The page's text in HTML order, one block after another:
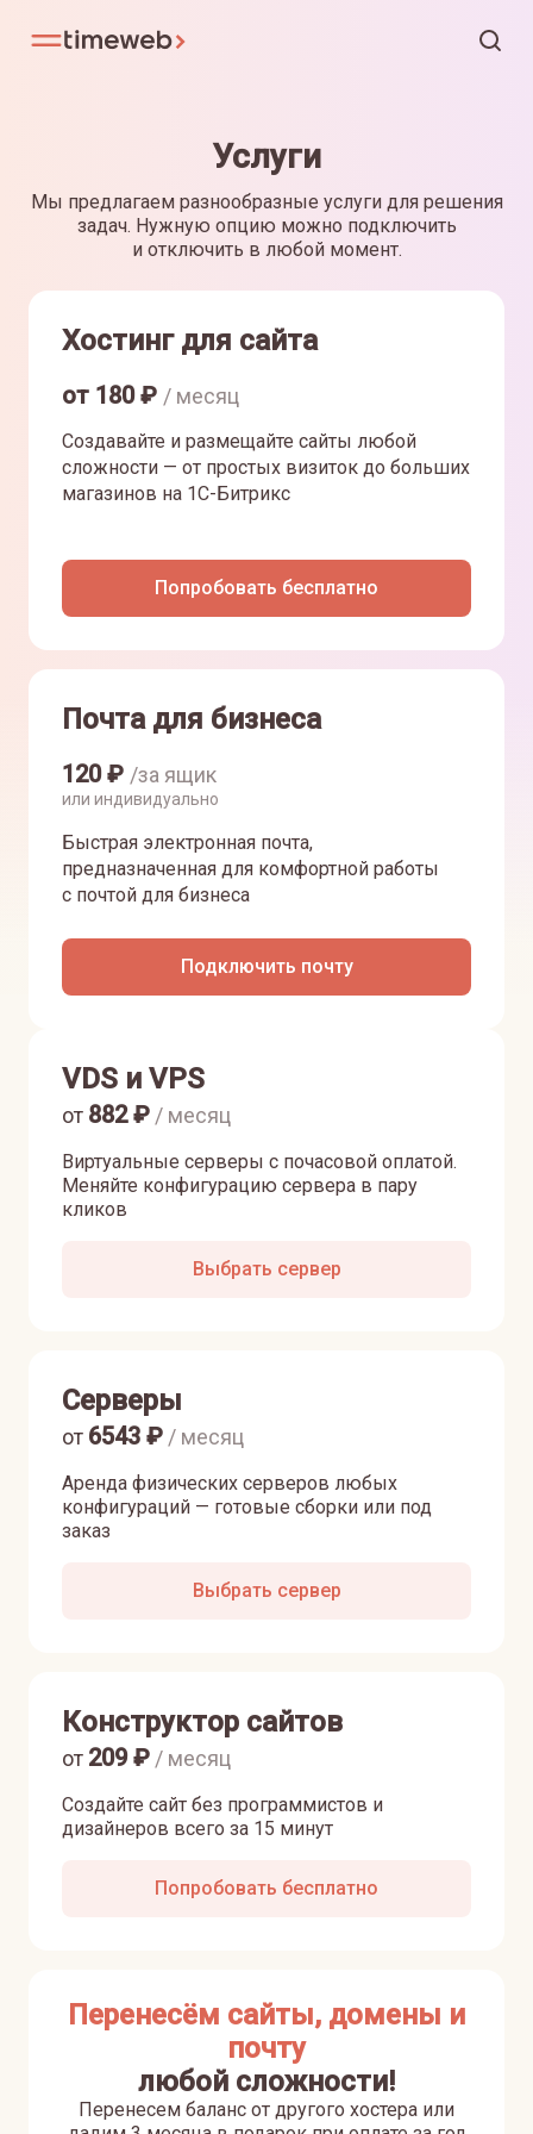
Услуги
Мы предлагаем разнообразные услуги для решения
задач. Нужную опцию можно подключить
и отключить в любой момент.
Хостинг для сайта
от 180₽ / месяц
Создавайте и размещайте сайты любой
сложности — от простых визиток до больших
магазинов на 1С-Битрикс
Попробовать бесплатно
Почта для бизнеса
120₽ /за ящик
или индивидуально
Быстрая электронная почта,
предназначенная для комфортной работы
с почтой для бизнеса
Подключить почту
VDS и VPS
Виртуальные серверы с почасовой оплатой.
Меняйте конфигурацию сервера в пару
кликов
от 882₽ / месяц
Выбрать сервер
Серверы
Аренда физических серверов любых
конфигураций — готовые сборки или под
заказ
от 6543 ₽ / месяц
Выбрать сервер
Конструктор сайтов
Создайте сайт без программистов и
дизайнеров всего за 15 минут
от 209₽ / месяц
Попробовать бесплатно
Перенесём сайты, домены и
почту
любой сложности!
Перенесем баланс от другого хостера или